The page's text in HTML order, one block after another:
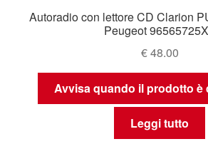
Autoradio con lettore CD Clarion
Peugeot
€48.00
Avvisa quando il prodotto è
Leggi tutto